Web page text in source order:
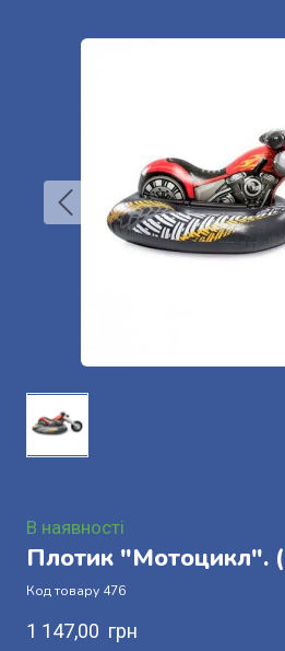
В наявності
Плотик "Мотоцикл".
Код товару 476
1 147,00  грн